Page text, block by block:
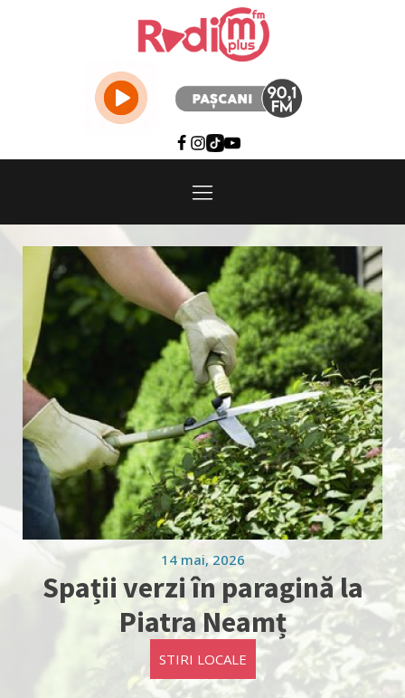
14 mai, 2026
Spații verzi în paragină la
Piatra Neamț
STIRI LOCALE